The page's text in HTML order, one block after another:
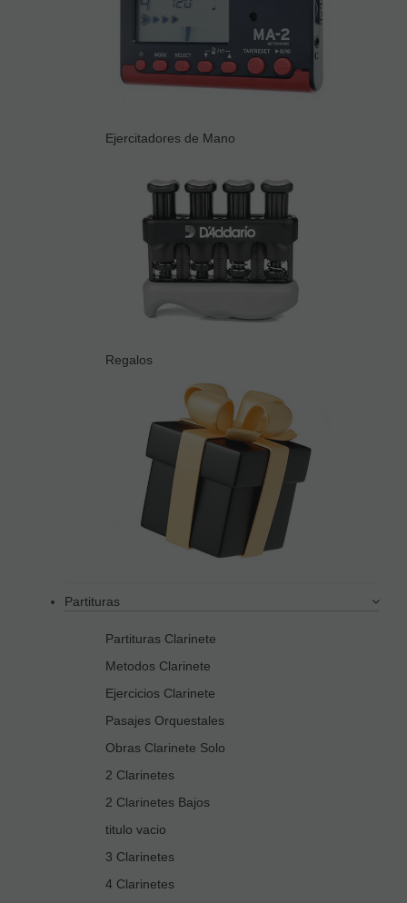
Ejercitadores de Mano
Regalos
Partituras
Partituras Clarinete
Metodos Clarinete
Ejercicios Clarinete
Pasajes Orquestales
Obras Clarinete Solo
2 Clarinetes
2 Clarinetes Bajos
titulo vacio
3 Clarinetes
4 Clarinetes